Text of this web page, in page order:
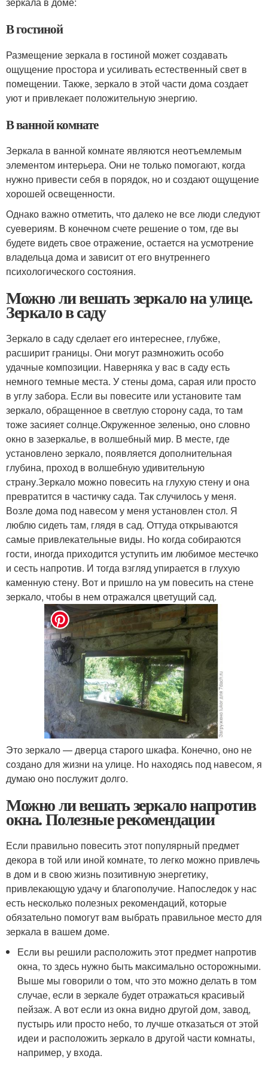
В гостиной
Размещение зеркала в гостиной может создавать
ощущение простора и усиливать естественный свет в
помещении. Также, зеркало в этой части дома создает
уют и привлекает положительную энергию.
В ванной комнате
Зеркала в ванной комнате являются неотъемлемым
элементом интерьера. Они не только помогают, когда
нужно привести себя в порядок, но и создают ощущение
хорошей освещенности.
Однако важно отметить, что далеко не все люди следуют
суевериям. В конечном счете решение о том, где вы
будете видеть свое отражение, остается на усмотрение
владельца дома и зависит от его внутреннего
психологического состояния.
Можно ли вешать зеркало на улице.
Зеркало в саду
Зеркало в саду сделает его интереснее, глубже,
расширит границы. Они могут размножить особо
удачные композиции. Наверняка у вас в саду есть
немного темные места. У стены дома, сарая или просто
в углу забора. Если вы повесите или установите там
зеркало, обращенное в светлую сторону сада, то там
тоже засияет солнце.Окруженное зеленью, оно словно
окно в зазеркалье, в волшебный мир. В месте, где
установлено зеркало, появляется дополнительная
глубина, проход в волшебную удивительную
страну.Зеркало можно повесить на глухую стену и она
превратится в частичку сада. Так случилось у меня.
Возле дома под навесом у меня установлен стол. Я
люблю сидеть там, глядя в сад. Оттуда открываются
самые привлекательные виды. Но когда собираются
гости, иногда приходится уступить им любимое местечко
и сесть напротив. И тогда взгляд упирается в глухую
каменную стену. Вот и пришло на ум повесить на стене
зеркало, чтобы в нем отражался цветущий сад.
Это зеркало — дверца старого шкафа. Конечно, оно не
создано для жизни на улице. Но находясь под навесом, я
думаю оно послужит долго.
Можно ли вешать зеркало напротив
окна. Полезные рекомендации
Если правильно повесить этот популярный предмет
декора в той или иной комнате, то легко можно привлечь
в дом и в свою жизнь позитивную энергетику,
привлекающую удачу и благополучие. Напоследок у нас
есть несколько полезных рекомендаций, которые
обязательно помогут вам выбрать правильное место для
зеркала в вашем доме.
Если вы решили расположить этот предмет напротив
окна, то здесь нужно быть максимально осторожными.
Выше мы говорили о том, что это можно делать в том
случае, если в зеркале будет отражаться красивый
пейзаж. А вот если из окна видно другой дом, завод,
пустырь или просто небо, то лучше отказаться от этой
идеи и расположить зеркало в другой части комнаты,
например, у входа.